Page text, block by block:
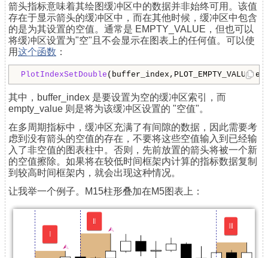
箭头指标意味着其绘图缓冲区中的数据并非始终可用。该值
存在于显示箭头的缓冲区中，而在其他时候，缓冲区中包含
的是为其设置的空值。通常是 EMPTY_VALUE，但也可以
将缓冲区设置为"空"且不会显示在图表上的任何值。可以使
用这个函数 ：
PlotIndexSetDouble (buffer_index, PLOT_EMPTY_VALUE
其中，buffer_index 是要设置为空的缓冲区索引，而
empty_value 则是将为该缓冲区设置的 "空值"。
在多周期指标中，缓冲区充满了有间隙的数据，因此需要考
虑到没有箭头的空值的存在，不要将这些空值输入到已经输
入了非空值的图表柱中。否则，先前放置的箭头将被一个新
的空值擦除。如果将在较低时间框架内计算的指标数据复制
到较高时间框架内，就会出现这种情况。
让我举一个例子。М15柱形叠加在M5图表上：